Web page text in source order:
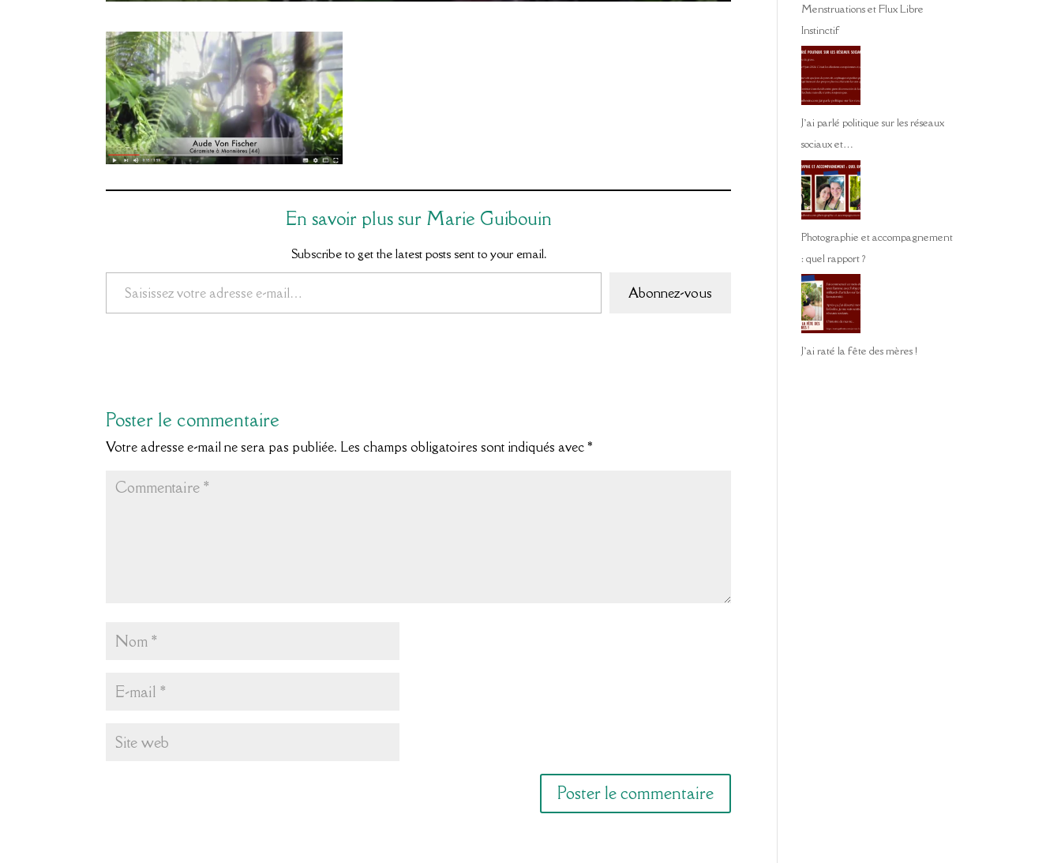
En savoir plus sur Marie Guibouin
Subscribe to get the latest posts sent to your email.
Saisissez votre adresse e-mail…
Abonnez-vous
Poster le commentaire
Votre adresse e-mail ne sera pas publiée. Les champs obligatoires sont indiqués avec*
Menstruations et Flux Libre
Instinctif
J’ai parlé politique sur les réseaux
sociaux et…
Photographie et accompagnement
: quel rapport ?
J’ai raté la fête des mères !